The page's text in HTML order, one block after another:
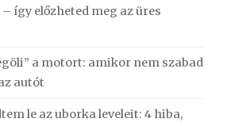
így előzheted meg az üres
a motort: amikor nem szabad
autót
le az uborka leveleit: 4 hiba,